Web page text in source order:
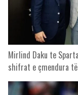
Mirlind Daku te
shifrat e çmendura